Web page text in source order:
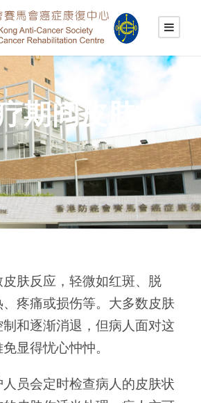
期间皮肤护
肤反应，轻微如红斑、脱
、疼痛或损伤等。大多数皮肤
和逐渐消退，但病人面对这
显得忧心忡忡。
员会定时检查病人的皮肤状